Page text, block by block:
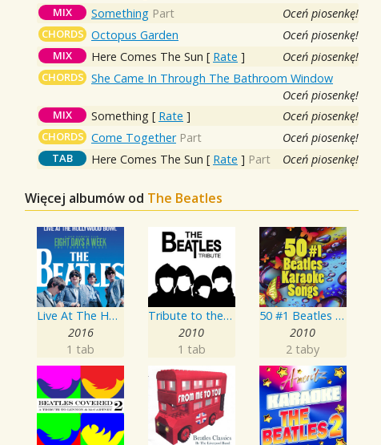
MIX Something Part Oceń piosenkę!
CHORDS Octopus Garden Oceń piosenkę!
MIX Here Comes The Sun [ Rate ] Oceń piosenkę!
CHORDS She Came In Through The Bathroom Window
Oceń piosenkę!
MIX Something [ Rate ] Oceń piosenkę!
CHORDS Come Together Part Oceń piosenkę!
TAB Here Comes The Sun [ Rate ] Part Oceń piosenkę!
Więcej albumów od The Beatles
Live At The Hollywood Bowl
2016
1 tab
Tribute to the Beatles
2010
1 tab
50 #1 Beatles Karaoke Songs
2010
2 taby